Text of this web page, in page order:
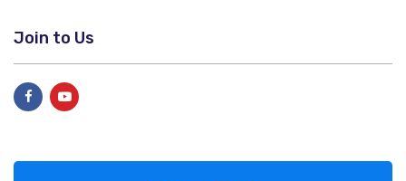
Join to Us